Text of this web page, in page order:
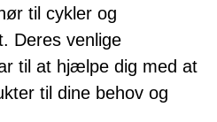
til cykler og
Deres venlige
til at hjælpe dig med at
til dine behov og